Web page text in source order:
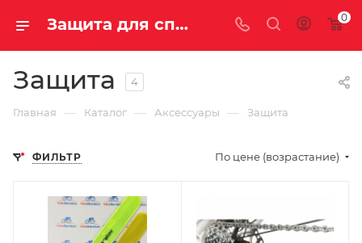
Защита для спортивных товаров купить недорого с доставкой 0
Защита 4
Главная — Каталог — Аксессуары — Защита
ФИЛЬТР По цене (возрастание)